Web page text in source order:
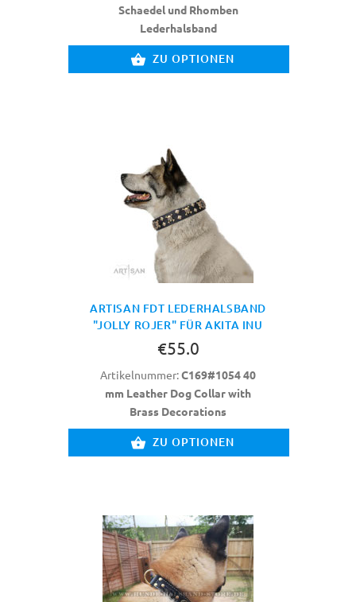
Schaedel und Rhomben
Lederhalsband
ZU OPTIONEN
ARTISAN FDT LEDERHALSBAND
"JOLLY ROJER" FÜR AKITA INU
€55.0
Artikelnummer:C169#1054 40
mm Leather Dog Collar with
Brass Decorations
ZU OPTIONEN